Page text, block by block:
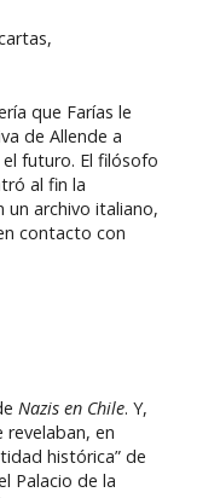
que Farías le
de Allende a
futuro. El filósofo
al fin la
un archivo italiano,
contacto con
Nazis en Chile. Y,
en
histórica” de
Palacio de la